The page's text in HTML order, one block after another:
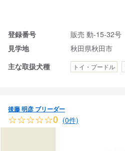
登録番号
販売 動-15-32号
見学地
秋田県秋田市
主な取扱犬種
トイ・プードル
後藤 明彦 ブリーダー
☆☆☆☆☆0 (0件)